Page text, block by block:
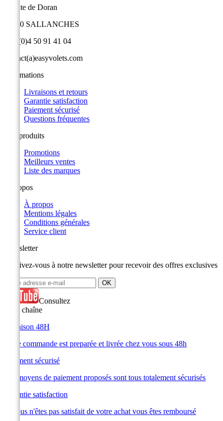
9 route de Doran
74700 SALLANCHES
+33 (0)4 50 91 41 04
contact(a)easyvolets.com
Informations
Livraisons et retours
Garantie satisfaction
Paiement sécurisé
Questions fréquentes
Nos produits
Promotions
Meilleurs ventes
Liste des marques
A propos
À propos
Mentions légales
Conditions générales
Service client
Newsletter
Inscrivez-vous à notre newsletter pour recevoir des offres exclusives
Consultez
notre chaîne
Livraison 48H
Votre commande est preparée et livrée chez vous sous 48h
Paiement sécurisé
Les moyens de paiement proposés sont tous totalement sécurisés
Garantie satisfaction
Si vous n'êtes pas satisfait de votre achat vous êtes remboursé